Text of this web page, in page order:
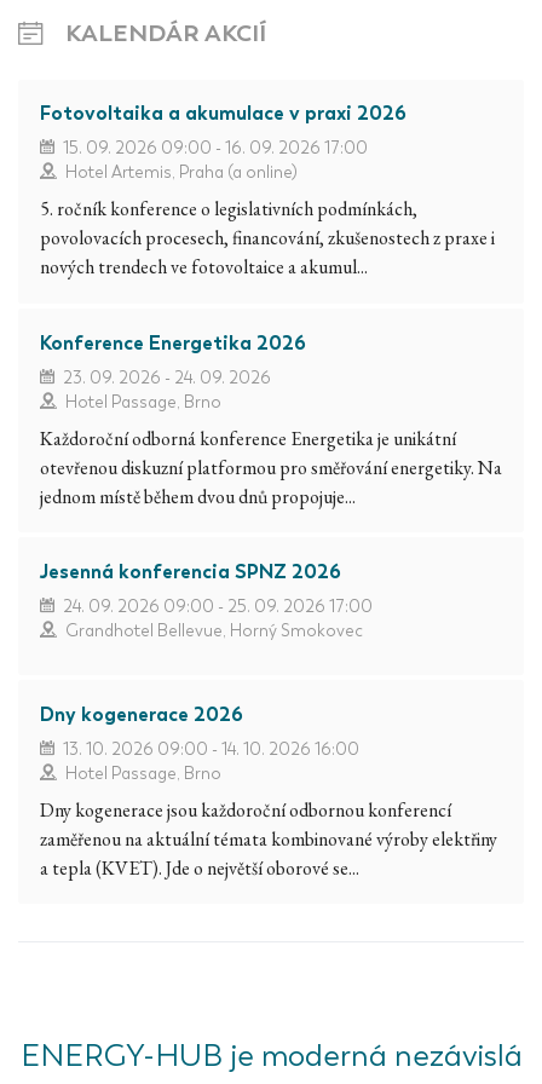
KALENDÁR AKCIÍ
Fotovoltaika a akumulace v praxi 2026
15. 09. 2026 09:00 - 16. 09. 2026 17:00
Hotel Artemis, Praha (a online)
5. ročník konference o legislativních podmínkách,
povolovacích procesech, financování, zkušenostech z praxe i
nových trendech ve fotovoltaice a akumul...
Konference Energetika 2026
23. 09. 2026 - 24. 09. 2026
Hotel Passage, Brno
Každoroční odborná konference Energetika je unikátní
otevřenou diskuzní platformou pro směřování energetiky. Na
jednom místě během dvou dnů propojuje...
Jesenná konferencia SPNZ 2026
24. 09. 2026 09:00 - 25. 09. 2026 17:00
Grandhotel Bellevue, Horný Smokovec
Dny kogenerace 2026
13. 10. 2026 09:00 - 14. 10. 2026 16:00
Hotel Passage, Brno
Dny kogenerace jsou každoroční odbornou konferencí
zaměřenou na aktuální témata kombinované výroby elektřiny
a tepla (KVET). Jde o největší oborové se...
ENERGY-HUB je moderná nezávislá